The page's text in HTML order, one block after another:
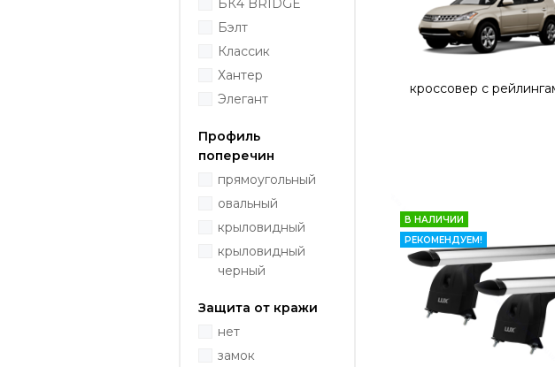
БК4 BRIDGE
Бэлт
Классик
Хантер
Элегант
Профиль
поперечин
прямоугольный
овальный
крыловидный
крыловидный
черный
Защита от кражи
нет
замок
кроссовер с
В НАЛИЧИИ
РЕКОМЕНДУЕМ!